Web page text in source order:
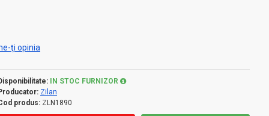
ţi opinia
IN STOC FURNIZOR
Zilan
produs: ZLN1890